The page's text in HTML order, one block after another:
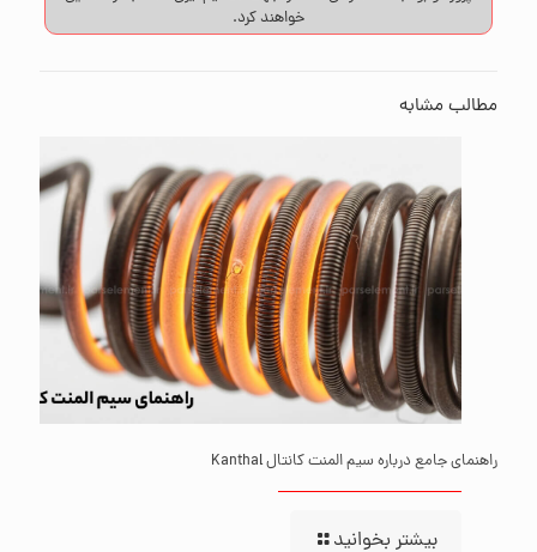
خواهند کرد.
مطالب مشابه
راهنمای جامع درباره سیم المنت کانتال Kanthal
بیشتر بخوانید